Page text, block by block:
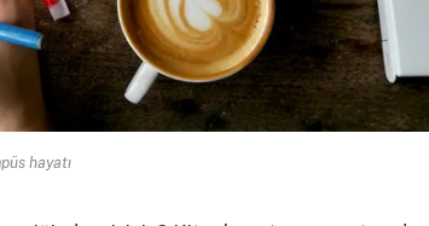
hayatı